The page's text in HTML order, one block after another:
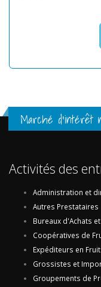
Marché d'intérêt
Activités des
Administration et
Autres Prestataires
Bureaux d'Achats
Coopératives de
Expéditeurs en
Grossistes et
Groupements de